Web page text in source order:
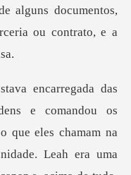
alguns documentos,
ndou os
que eles chamam na